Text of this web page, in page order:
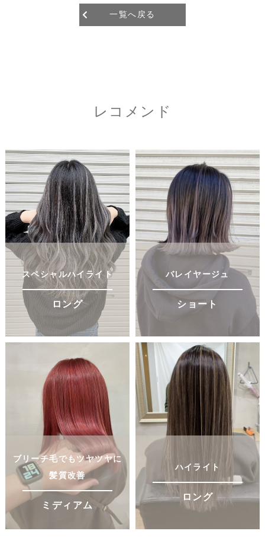
一覧へ戻る
レコメンド
スペシャルハイライト
ロング
バレイヤージュ
ショート
ブリーチ毛でもツヤツヤに
髪質改善
ミディアム
ハイライト
ロング